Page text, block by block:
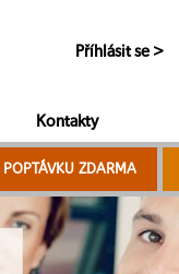
Příhlásit se >
Kontakty
ZDARMA